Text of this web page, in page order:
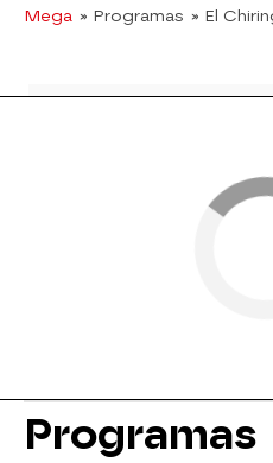
Mega » Programas » El
Programas